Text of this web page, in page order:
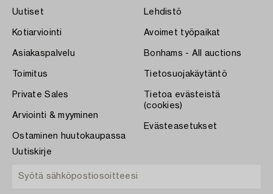
Uutiset
Kotiarviointi
Asiakaspalvelu
Toimitus
Private Sales
Arviointi & myyminen
Ostaminen huutokaupassa
Lehdistö
Avoimet työpaikat
Bonhams - All auctions
Tietosuojakäytäntö
Tietoa evästeistä
(cookies)
Evästeasetukset
Uutiskirje